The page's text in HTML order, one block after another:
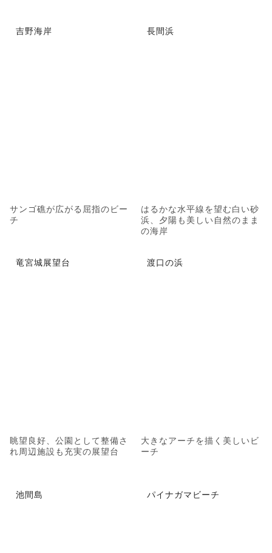
吉野海岸
サンゴ礁が広がる屈指のビー
チ
長間浜
はるかな水平線を望む白い砂
浜、夕陽も美しい自然のまま
の海岸
竜宮城展望台
眺望良好、公園として整備さ
れ周辺施設も充実の展望台
渡口の浜
大きなアーチを描く美しいビ
ーチ
池間島 パイナガマビーチ